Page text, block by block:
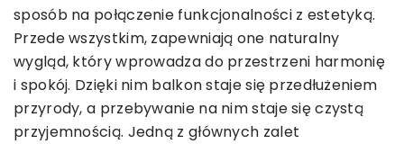
sposób na połączenie funkcjonalności z estetyką.
Przede wszystkim, zapewniają one naturalny
wygląd, który wprowadza do przestrzeni harmonię
i spokój. Dzięki nim balkon staje się przedłużeniem
przyrody, a przebywanie na nim staje się czystą
przyjemnością. Jedną z głównych zalet